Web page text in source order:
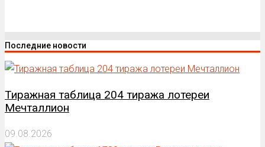
Последние новости
Тиражная таблица 204 тиража лотереи
Мечталлион
09.08.2026